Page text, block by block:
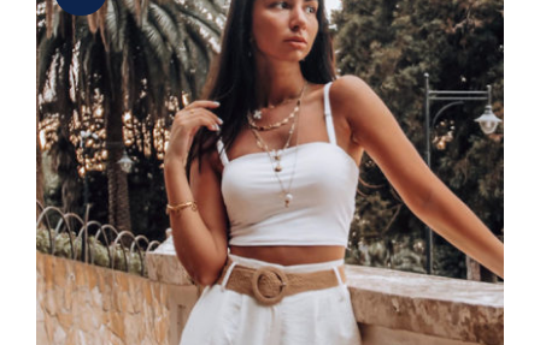
Simple Tank Top
Rated5.00
out of 5